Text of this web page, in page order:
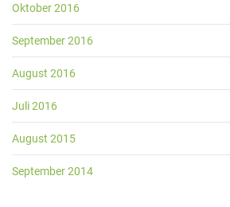
Oktober 2016
September 2016
August 2016
Juli 2016
August 2015
September 2014